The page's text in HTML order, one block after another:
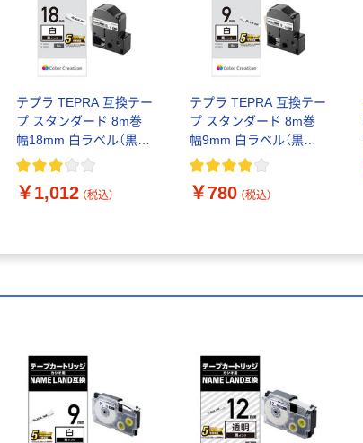
テプラ TEPRA 互換テー
プ スタンダード 8m巻
幅18mm 白ラベル（黒文
字） 1個 カラークリエー
￥1,012 （税込）
テプラ TEPRA 互換テー
プ スタンダード 8m巻
幅9mm 白ラベル（黒文
字） 1個 カラークリエー
￥780 （税込）